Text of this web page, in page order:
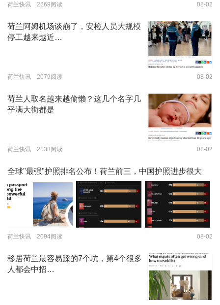
荷兰快讯 2269阅读 08-02
荷兰阿姆机场谈崩了，安检人员大规模
停工越来越近…
荷兰快讯 2079阅读 08-02
荷兰人取名越来越偷懒？这几个名字几
乎满大街都是
荷兰快讯 2138阅读 08-02
全球"最强"护照排名公布！荷兰前三，中国护照进步很大
荷兰快讯 2094阅读 08-02
移居荷兰最容易踩的7个坑，第4个很多
人都会中招…